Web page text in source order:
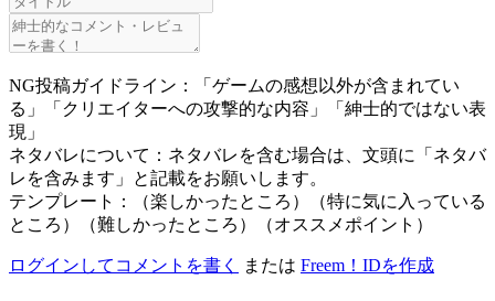
NG投稿ガイドライン：「ゲームの感想以外が含まれてい
る」「クリエイターへの攻撃的な内容」「紳士的ではない表
現」
ネタバレについて：ネタバレを含む場合は、文頭に「ネタバ
レを含みます」と記載をお願いします。
テンプレート：（楽しかったところ）（特に気に入っている
ところ）（難しかったところ）（オススメポイント）
ログインしてコメントを書く または Freem！IDを作成